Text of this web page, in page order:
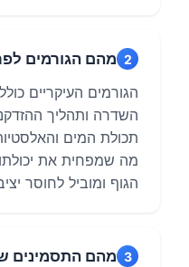
2 מהם הגורמים
הגורמים העיקריים
השדרה ותהליך
תכולת המים
מה שמפחית את
הגוף ומוביל לחוסר
3 מהם התסמינים